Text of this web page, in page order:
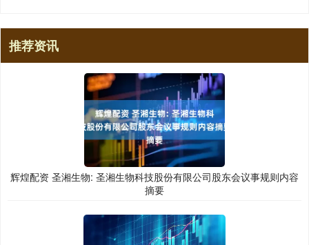
推荐资讯
辉煌配资 圣湘生物: 圣湘生物科技股份有限公司股东会议事规则内容
摘要